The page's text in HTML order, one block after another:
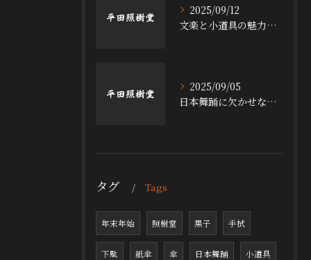
2025/09/12
文楽と小道具の魅力探求
2025/09/05
日本舞踊に欠かせない小道具の魅力
タグ Tags
年末年始 照樹堂 黒子 手拭
下駄 紙傘 傘 日本舞踊 小道具